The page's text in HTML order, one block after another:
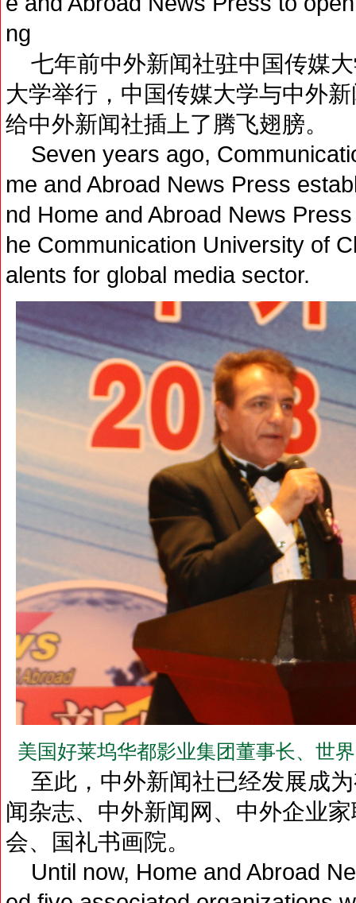
ng
七年前中外新闻社驻中国传媒
大学举行，中国传媒大学与中外
给中外新闻社插上了腾飞翅膀。
Seven years ago,
me and Abroad News Press
nd Home and Abroad News
he Communication University of
alents for global media sector.
美国好莱坞华都影业集团董事长、世
至此，中外新闻社已经发展成
闻杂志、中外新闻网、中外企业
会、国礼书画院。
Until now, Home and Abroad